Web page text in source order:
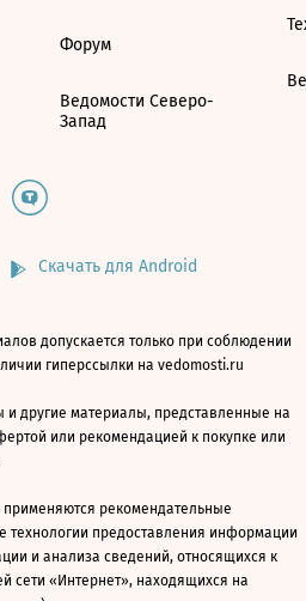
Форум
Ведомости Северо-
Запад
Скачать для Android
допускается только при соблюдении
гиперссылки на vedomosti.ru
и другие материалы, представленные на
или рекомендацией к покупке или
рекомендательные
технологии предоставления информации
и анализа сведений, относящихся к
сети «Интернет», находящихся на